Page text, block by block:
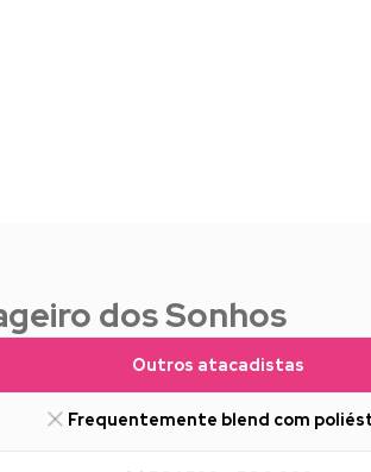
dos Sonhos
Outros atacadistas
Frequentemente blend com